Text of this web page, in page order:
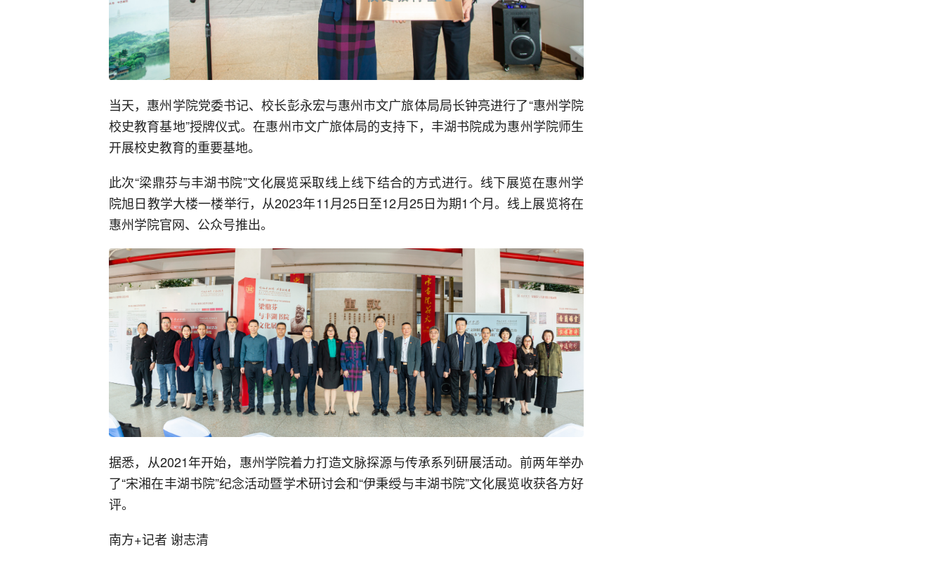
当天，惠州学院党委书记、校长彭永宏与惠州市文广旅体局局长钟亮进行了“惠州学院
校史教育基地”授牌仪式。在惠州市文广旅体局的支持下，丰湖书院成为惠州学院师生
开展校史教育的重要基地。
此次“梁鼎芬与丰湖书院”文化展览采取线上线下结合的方式进行。线下展览在惠州学
院旭日教学大楼一楼举行，从2023年11月25日至12月25日为期1个月。线上展览将在
惠州学院官网、公众号推出。
据悉，从2021年开始，惠州学院着力打造文脉探源与传承系列研展活动。前两年举办
了“宋湘在丰湖书院”纪念活动暨学术研讨会和“伊秉绶与丰湖书院”文化展览收获各方好
评。
南方+记者 谢志清